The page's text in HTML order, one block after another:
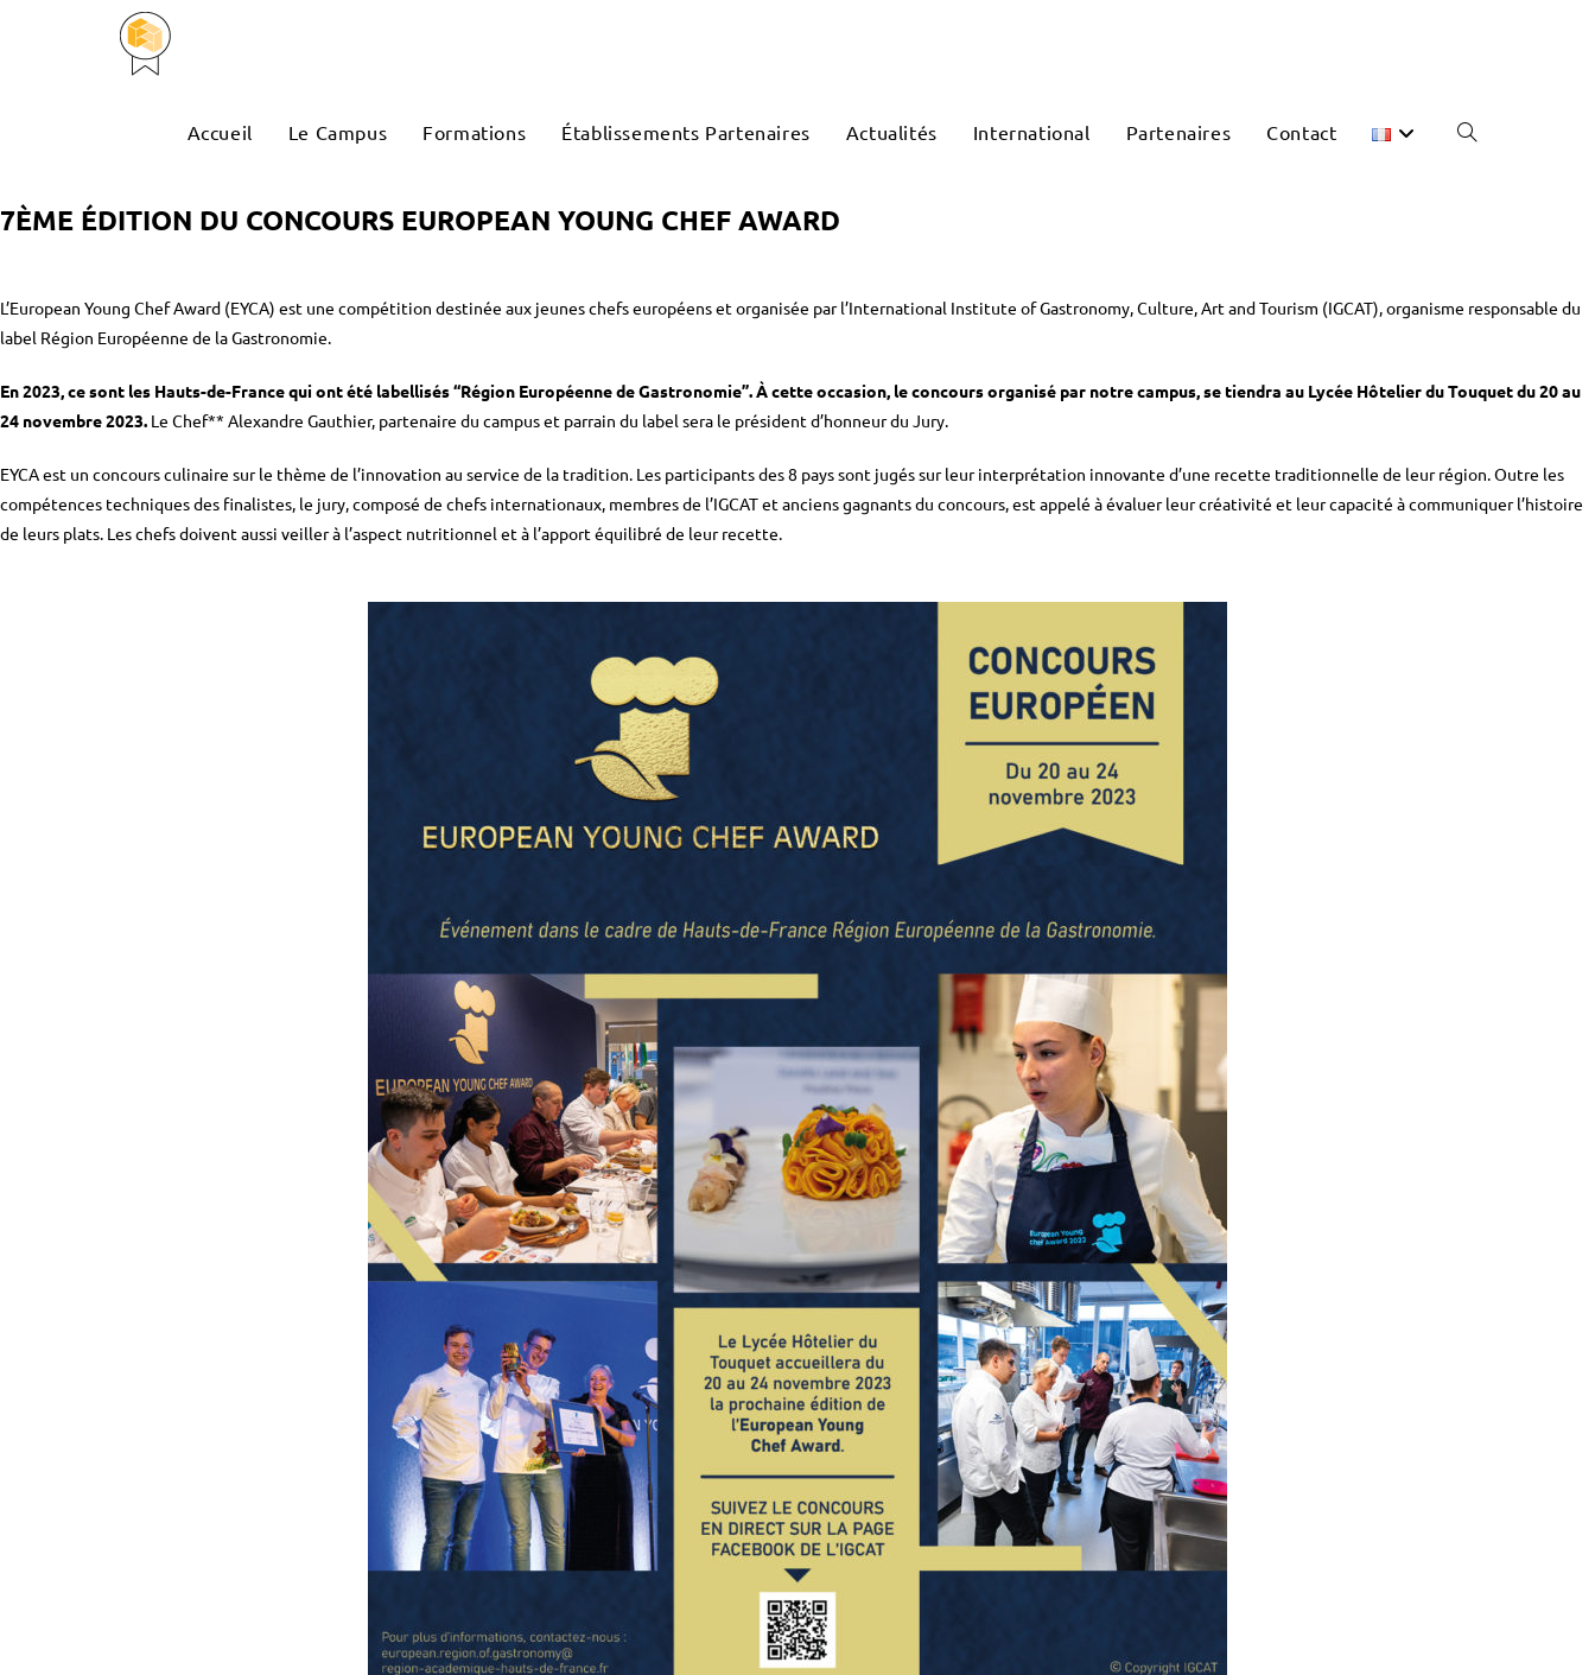
Accueil Le Campus Formations Établissements Partenaires Actualités International Partenaires Contact
7ÈME ÉDITION DU CONCOURS EUROPEAN YOUNG CHEF AWARD
L’European Young Chef Award (EYCA) est une compétition destinée aux jeunes chefs européens et organisée par l’International Institute of Gastronomy, Culture, Art and Tourism (IGCAT), organisme responsable du
label Région Européenne de la Gastronomie.
En 2023, ce sont les Hauts-de-France qui ont été labellisés “Région Européenne de Gastronomie”. À cette occasion, le concours organisé par notre campus, se tiendra au Lycée Hôtelier du Touquet du 20 au
24 novembre 2023. Le Chef** Alexandre Gauthier, partenaire du campus et parrain du label sera le président d’honneur du Jury.
EYCA est un concours culinaire sur le thème de l’innovation au service de la tradition. Les participants des 8 pays sont jugés sur leur interprétation innovante d’une recette traditionnelle de leur région. Outre les
compétences techniques des finalistes, le jury, composé de chefs internationaux, membres de l’IGCAT et anciens gagnants du concours, est appelé à évaluer leur créativité et leur capacité à communiquer l’histoire
de leurs plats. Les chefs doivent aussi veiller à l’aspect nutritionnel et à l’apport équilibré de leur recette.